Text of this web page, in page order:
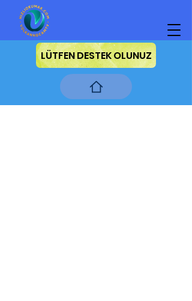
LÜTFEN DESTEK OLUNUZ